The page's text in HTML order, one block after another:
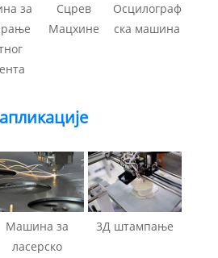
за
Сцрев
Мацхине
Осцилограф
ска машина
Машина за
ласерско
3Д штампање